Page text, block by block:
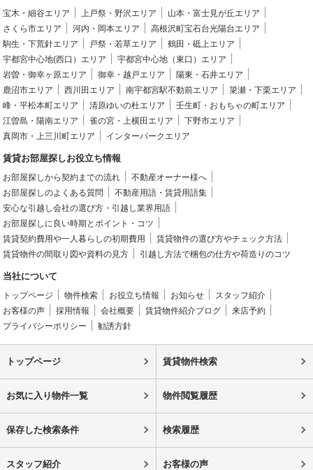
宝木・細谷エリア 上戸祭・野沢エリア
山本・富士見が丘エリア
さくら市エリア
河内・岡本エリア
高根沢町宝石台光陽台エリア
駒生・下荒針エリア
戸祭・若草エリア
鶴田・砥上エリア
宇都宮中心地(西口）エリア
宇都宮中心地（東口）エリア
岩曽・御幸ヶ原エリア
御幸・越戸エリア
陽東・石井エリア
鹿沼市エリア
西川田エリア 南宇都宮駅不動前エリア
簗瀬・下栗エリア
峰・平松本町エリア
清原ゆいの杜エリア
壬生町・おもちゃの町エリア
江曽島・陽南エリア
雀の宮・上横田エリア
下野市エリア
真岡市・上三川町エリア
インターパークエリア
賃貸お部屋探しお役立ち情報
お部屋探しから契約までの流れ
不動産オーナー様へ
お部屋探しのよくある質問
不動産用語・賃貸用語集
安心な引越し会社の選び方・引越し業界用語
お部屋探しに良い時期とポイント・コツ
賃貸契約費用や一人暮らしの初期費用
賃貸物件の選び方やチェック方法
賃貸物件の間取り図や資料の見方
引越し方法で梱包の仕方や荷造りのコツ
当社について
トップページ 物件検索 お役立ち情報 お知らせ
スタッフ紹介
お客様の声
採用情報 会社概要 賃貸物件紹介ブログ
来店予約
プライバシーポリシー
勧誘方針
トップページ 賃貸物件検索
お気に入り物件一覧 物件閲覧履歴
保存した検索条件 検索履歴
スタッフ紹介 お客様の声